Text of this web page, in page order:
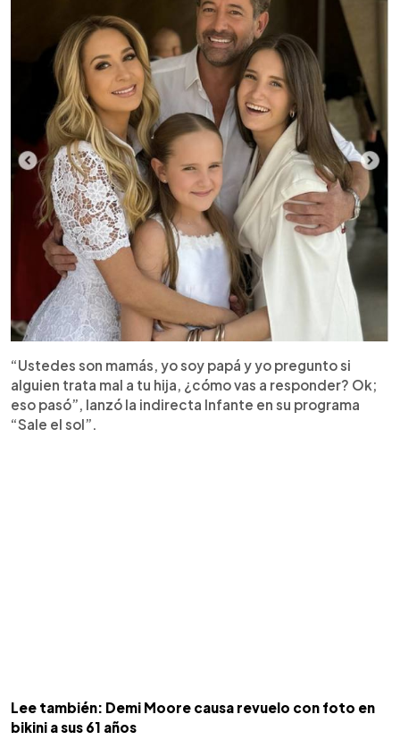
“Ustedes son mamás, yo soy papá y yo pregunto si
alguien trata mal a tu hija, ¿cómo vas a responder? Ok;
eso pasó”, lanzó la indirecta Infante en su programa
“Sale el sol”.
Lee también: Demi Moore causa revuelo con foto en
bikini a sus 61 años